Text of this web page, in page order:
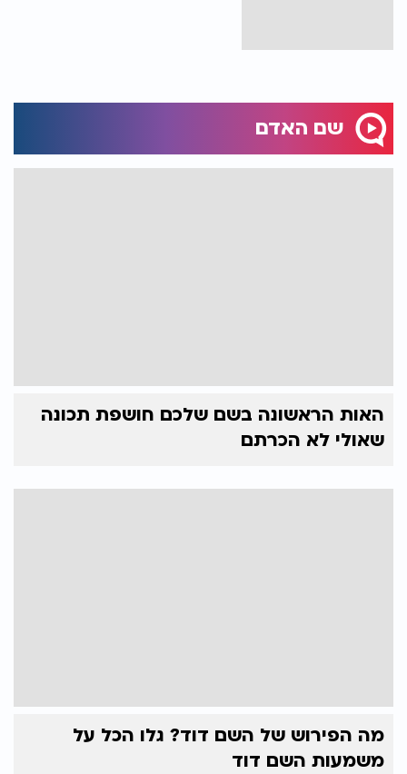
שם האדם
האות הראשונה בשם שלכם חושפת תכונה
שאולי לא הכרתם
מה הפירוש של השם דוד? גלו הכל על
משמעות השם דוד